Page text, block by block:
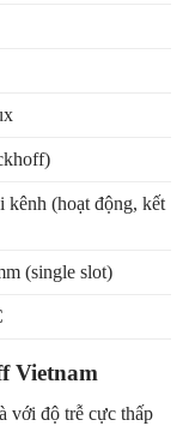
kênh (hoạt động, kết
(single slot)
Vietnam
với độ trễ cực thấp